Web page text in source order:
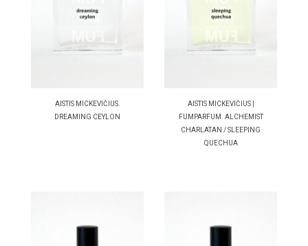
AISTIS MICKEVIČIUS.
DREAMING CEYLON
AISTIS MICKEVIČIUS |
FUMPARFUM. ALCHEMIST
CHARLATAN / SLEEPING
QUECHUA